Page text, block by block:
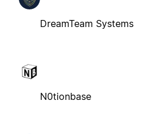
DreamTeam Systems
N0tionbase